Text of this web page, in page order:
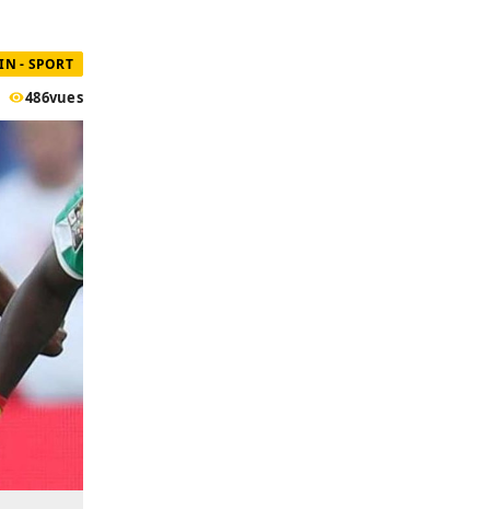
- SPORT
486vues